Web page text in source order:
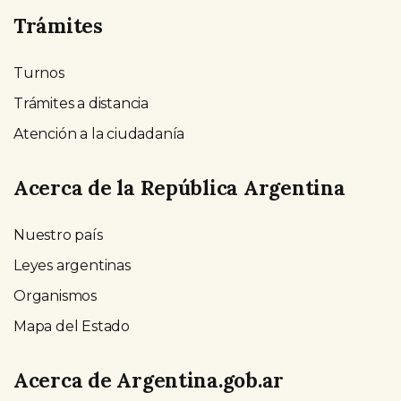
Trámites
Turnos
Trámites a distancia
Atención a la ciudadanía
Acerca de la República Argentina
Nuestro país
Leyes argentinas
Organismos
Mapa del Estado
Acerca de Argentina.gob.ar